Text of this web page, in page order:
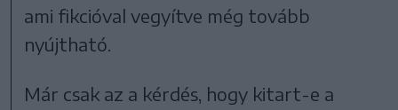
ami fikcióval vegyítve még tovább
nyújtható.
Már csak az a kérdés, hogy kitart-e a